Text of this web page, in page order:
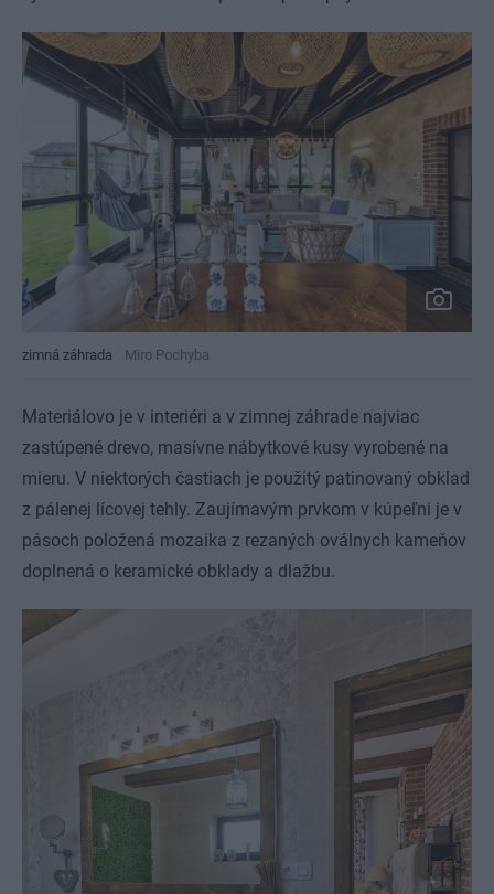
zimná záhrada Miro Pochyba
Materiálovo je v interiéri a v zimnej záhrade najviac
zastúpené drevo, masívne nábytkové kusy vyrobené na
mieru. V niektorých častiach je použitý patinovaný obklad
z pálenej lícovej tehly. Zaujímavým prvkom v kúpeľni je v
pásoch položená mozaika z rezaných oválnych kameňov
doplnená o keramické obklady a dlažbu.